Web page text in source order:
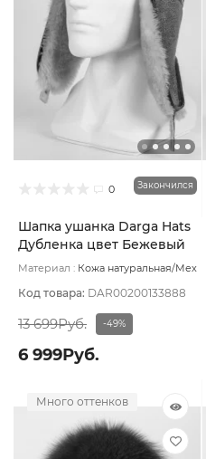
0 Закончился
Шапка ушанка Darga Hats
Дубленка цвет Бежевый
пеп Крек размер 57-58
Материал : Кожа натуральная/Мех
натуральная
Код товара: DAR00200133888
13 699Руб. -49%
6 999Руб.
Много оттенков